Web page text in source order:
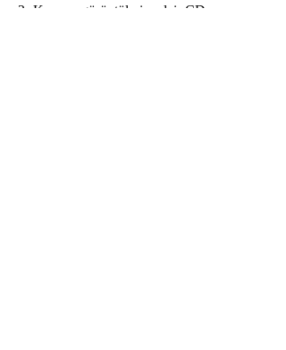
2- Kamera görüntülerine dair CD